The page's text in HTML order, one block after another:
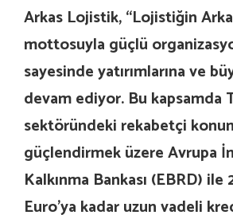
Arkas Lojistik, “Lojistiğin
mottosuyla güçlü
sayesinde yatırımlarına ve
devam ediyor. Bu kapsamda
sektöründeki rekabetçi
güçlendirmek üzere Avrupa
Kalkınma Bankası (EBRD) ile
Euro’ya kadar uzun vadeli